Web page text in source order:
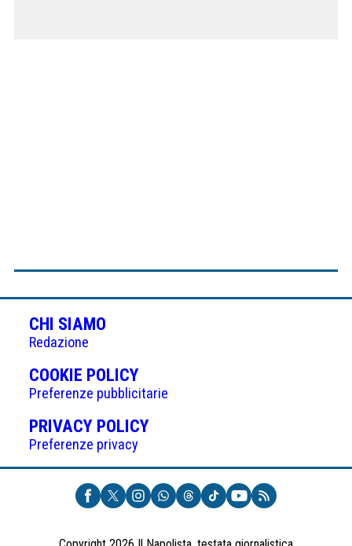
CHI SIAMO
Redazione
COOKIE POLICY(APRE
IN
UNA
NUOVA
Preferenze pubblicitarie
PRIVACY POLICY(APRE
UNA
NUOVA
SCHEDA)
Preferenze privacy